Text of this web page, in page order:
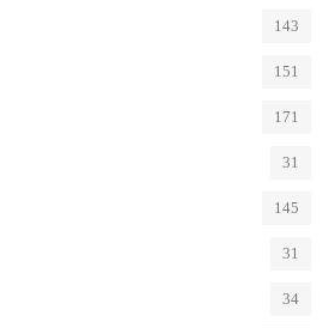
143
151
171
31
145
31
34